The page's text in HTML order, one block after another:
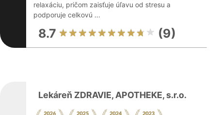
relaxáciu, pričom zaisťuje úľavu od stresu a
podporuje celkovú ...
8.7 (9)
Lekáreň ZDRAVIE, APOTHEKE, s.r.o.